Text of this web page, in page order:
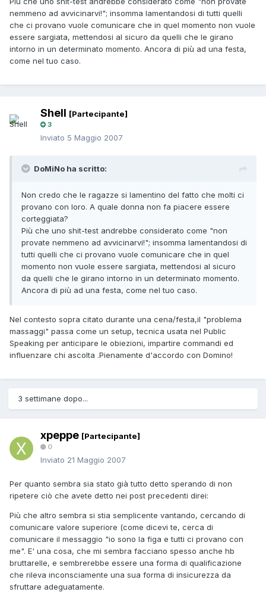
nemmeno ad avvicinarvi!"; insomma lamentandosi di tutti quelli
che ci provano vuole comunicare che in quel momento non vuole
essere sargiata, mettendosi al sicuro da quelli che le girano
intorno in un determinato momento. Ancora di più ad una festa,
come nel tuo caso.
Shell [Partecipante]
3
Inviato 5 Maggio 2007
DoMiNo ha scritto:
Non credo che le ragazze si lamentino del fatto che molti ci
provano con loro. A quale donna non fa piacere essere
corteggiata?
Più che uno shit-test andrebbe considerato come "non
provate nemmeno ad avvicinarvi!"; insomma lamentandosi di
tutti quelli che ci provano vuole comunicare che in quel
momento non vuole essere sargiata, mettendosi al sicuro
da quelli che le girano intorno in un determinato momento.
Ancora di più ad una festa, come nel tuo caso.
Nel contesto sopra citato durante una cena/festa,il "problema
massaggi" passa come un setup, tecnica usata nel Public
Speaking per anticipare le obiezioni, impartire commandi ed
influenzare chi ascolta .Pienamente d'accordo con Domino!
3 settimane dopo...
xpeppe [Partecipante]
0
Inviato 21 Maggio 2007
Per quanto sembra sia stato già tutto detto sperando di non
ripetere ciò che avete detto nei post precedenti direi:
Più che altro sembra si stia semplicente vantando, cercando di
comunicare valore superiore (come dicevi te, cerca di
comunicare il messaggio "io sono la figa e tutti ci provano con
me". E' una cosa, che mi sembra facciano spesso anche hb
bruttarelle, e sembrerebbe essere una forma di qualificazione
che rileva inconsciamente una sua forma di insicurezza da
sfruttare adeguatamente.